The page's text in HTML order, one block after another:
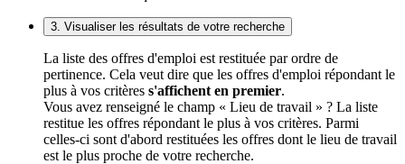
3. Visualiser les résultats de votre recherche
La liste des offres d'emploi est restituée par ordre de
pertinence. Cela veut dire que les offres d'emploi répondant le
plus à vos critères s'affichent en premier.
Vous avez renseigné le champ « Lieu de travail » ? La liste
restitue les offres répondant le plus à vos critères. Parmi
celles-ci sont d'abord restituées les offres dont le lieu de travail
est le plus proche de votre recherche.